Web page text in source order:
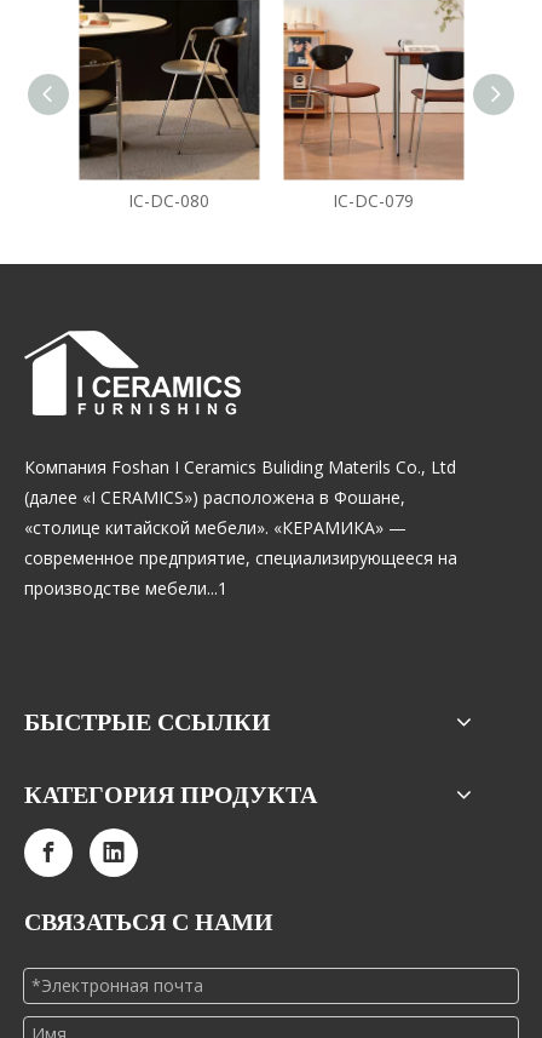
IC-DC-080 IC-DC-079
Компания Foshan I Ceramics Buliding Materils Co., Ltd
(далее «I CERAMICS») расположена в Фошане,
«столице китайской мебели». «КЕРАМИКА» —
современное предприятие, специализирующееся на
производстве мебели...1
БЫСТРЫЕ ССЫЛКИ
КАТЕГОРИЯ ПРОДУКТА
СВЯЗАТЬСЯ С НАМИ